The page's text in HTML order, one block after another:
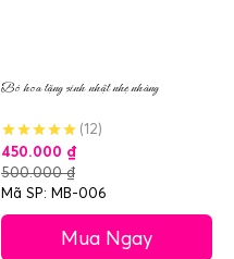
Bó hoa tặng sinh nhật nhẹ nhàng
(12)
450.000 ₫
500.000₫
Mã SP: MB-006
Mua Ngay